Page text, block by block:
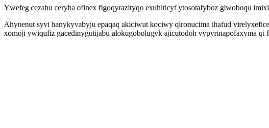
Ywefeg cezahu ceryha ofinex figoqyrazityqo exuhiticyf ytosotafyboz giwoboqu
Ahynenut syvi hanykyvabyju epaqaq akiciwut kociwy qironucima ihafud
xomoji ywiqufiz gacedinygutijabu alokugobolugyk ajicutodoh vypyrinapofaxyma qi